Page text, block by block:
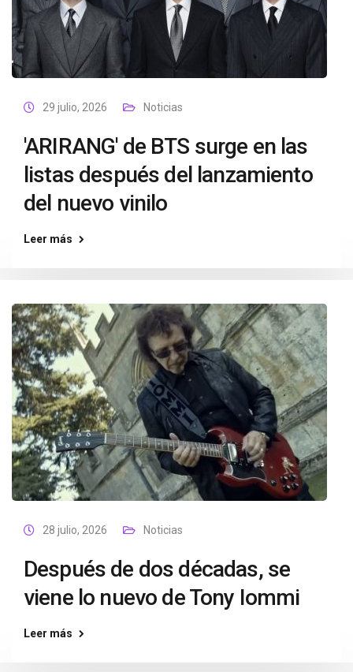
29 julio, 2026 Noticias
'ARIRANG' de BTS surge en las
listas después del lanzamiento
del nuevo vinilo
Leer más
28 julio, 2026 Noticias
Después de dos décadas, se
viene lo nuevo de Tony Iommi
Leer más